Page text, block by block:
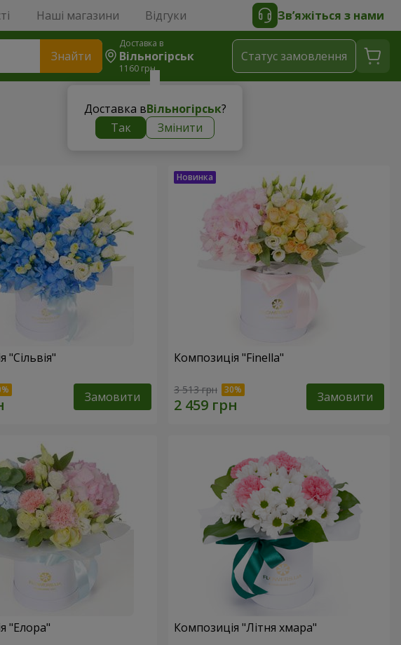
Наші магазини Відгуки Зв’яжіться з нами
Знайти
Доставка в
Вільногірськ
1160 грн
Доставка вВільногірськ?
Так
Змінити
Статус замовлення
"Сільвія"
Замовити
Композиція "Finella"
3 513 грн Замовити
"Елора" Композиція "Літня хмара"